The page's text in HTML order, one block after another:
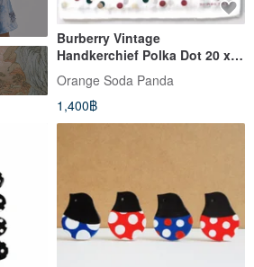
Burberry Vintage
Handkerchief Polka Dot 20 x
19.5 inches
Orange​ Soda​ Panda
1,400฿